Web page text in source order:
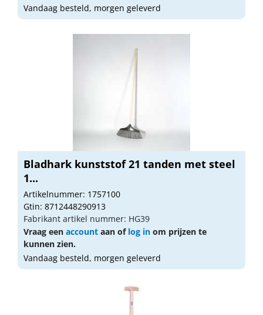
Vandaag besteld, morgen geleverd
Bladhark kunststof 21 tanden met steel
1...
Artikelnummer: 1757100
Gtin: 8712448290913
Fabrikant artikel nummer: HG39
Vraag een account aan of log in om prijzen te
kunnen zien.
Vandaag besteld, morgen geleverd